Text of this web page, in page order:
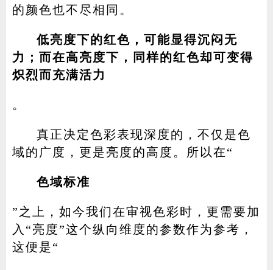
的颜色也不尽相同。
低亮度下的红色，可能显得沉闷无
力；而在高亮度下，同样的红色却可变得
炽烈而充满活力
。
真正决定色彩表现深度的，不仅是色
域的广度，更是亮度的高度。所以在“
色域标准
”之上，如今我们在审视色彩时，更需要加
入“亮度”这个纵向维度的参数作为参考，
这便是“